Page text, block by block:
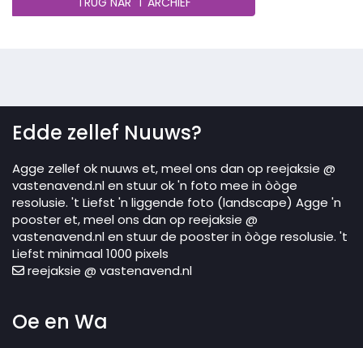
Edde zellef Nuuws?
Agge zellef ok nuuws et, meel ons dan op reejaksie @
vastenavend.nl en stuur ok 'n foto mee in òòge
resolusie. 't Liefst 'n liggende foto (landscape) Agge 'n
pooster et, meel ons dan op reejaksie @
vastenavend.nl en stuur de pooster in òòge resolusie. 't
Liefst minimaal 1000 pixels
reejaksie @ vastenavend.nl
Oe en Wa